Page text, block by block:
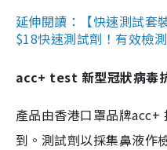
延伸閱讀：【快速測試套
$18快速測試劑！有效檢
acc+ test 新型冠狀病毒
產品由香港口罩品牌acc+
到。測試劑以採集鼻液作